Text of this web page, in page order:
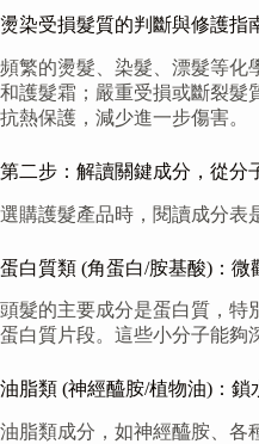
燙染受損髮質的判斷與修護指
頻繁的燙髮、染髮、漂髮等化
和護髮霜；嚴重受損或斷裂髮
抗熱保護，減少進一步傷害。
第二步：解讀關鍵成分，從分
選購護髮產品時，閱讀成分表
蛋白質類 (角蛋白/胺基酸)：微
頭髮的主要成分是蛋白質，特
蛋白質片段。這些小分子能夠
油脂類 (神經醯胺/植物油)：鎖
油脂類成分，如神經醯胺、各